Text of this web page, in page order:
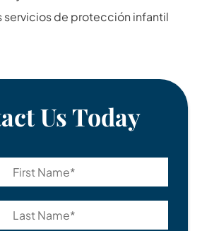
servicios de protección infantil
Us Today